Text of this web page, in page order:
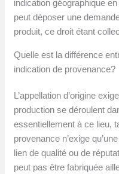
indication géographique
peut déposer une
produit, ce droit étant
Quelle est la différence
indication de provenance?
L’appellation d’origine
production se déroulent
essentiellement à ce lieu,
provenance n’exige
lien de qualité ou de
peut pas être fabriquée